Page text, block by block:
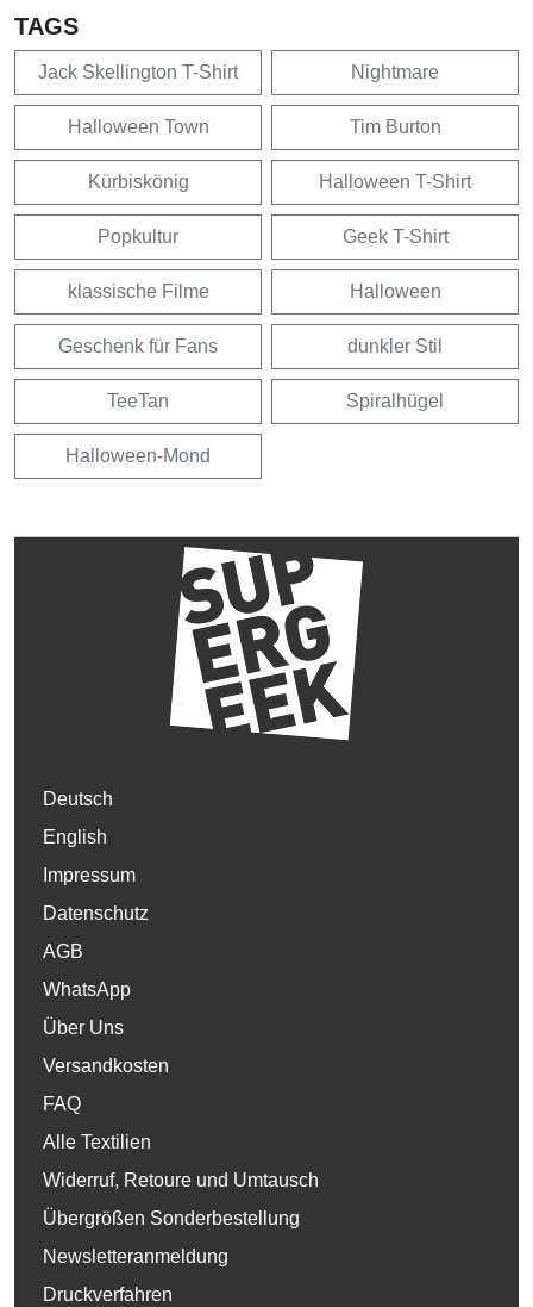
TAGS
Jack Skellington T-Shirt Nightmare
Halloween Town Tim Burton
Kürbiskönig Halloween T-Shirt
Popkultur Geek T-Shirt
klassische Filme Halloween
Geschenk für Fans dunkler Stil
TeeTan Spiralhügel
Halloween-Mond
Deutsch
English
Impressum
Datenschutz
AGB
WhatsApp
Über Uns
Versandkosten
FAQ
Alle Textilien
Widerruf, Retoure und Umtausch
Übergrößen Sonderbestellung
Newsletteranmeldung
Druckverfahren